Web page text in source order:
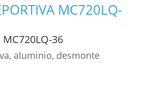
MC720LQ-
MC720LQ-36
aluminio, desmonte